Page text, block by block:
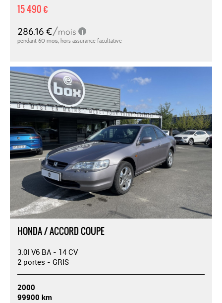
15 490 €
HONDA / ACCORD COUPE
3.0I V6 BA - 14 CV
2 portes - GRIS
2000
99900 km